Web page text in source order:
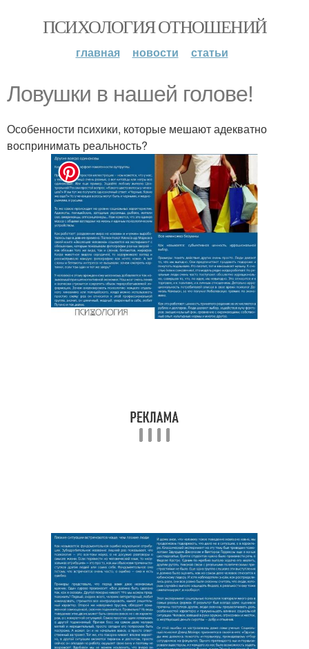
ПСИХОЛОГИЯ ОТНОШЕНИЙ
главная новости статьи
Ловушки в нашей голове!
Особенности психики, которые мешают адекватно
воспринимать реальность?